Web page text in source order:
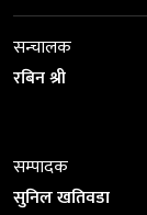
सन्चालक
रबिन श्री
सम्पादक
सुनिल खतिवडा